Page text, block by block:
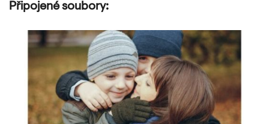
Připojené soubory: